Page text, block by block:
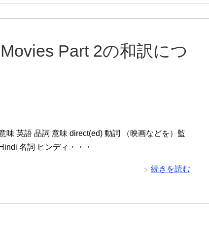
Part 2の和訳につ
味 英語 品詞 意味 direct(ed) 動詞 （映画などを）監
名詞 ヒンディ・・・
続きを読む